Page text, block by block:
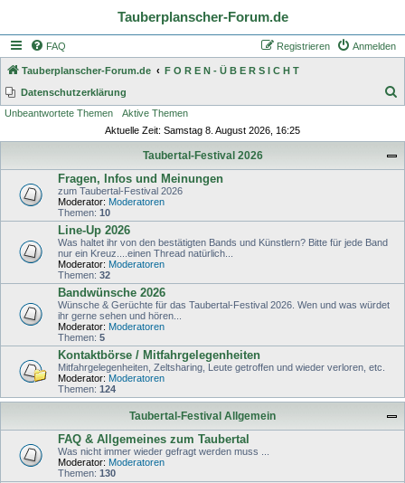
Tauberplanscher-Forum.de
FAQ Anmelden
Registrieren
Tauberplanscher-Forum.de
F O R E N - Ü B E R S I C H T
Datenschutzerklärung
Unbeantwortete Themen
Aktive Themen
Aktuelle Zeit: Samstag 8. August 2026, 16:25
Taubertal-Festival 2026
Fragen, Infos und Meinungen
zum Taubertal-Festival 2026
Moderator: Moderatoren
Themen: 10
Line-Up 2026
Was haltet ihr von den bestätigten Bands und Künstlern? Bitte für jede Band
nur ein Kreuz....einen Thread natürlich...
Moderator: Moderatoren
Themen: 32
Bandwünsche 2026
Wünsche & Gerüchte für das Taubertal-Festival 2026. Wen und was würdet
ihr gerne sehen und hören...
Moderator: Moderatoren
Themen: 5
Kontaktbörse / Mitfahrgelegenheiten
Mitfahrgelegenheiten, Zeltsharing, Leute getroffen und wieder verloren, etc.
Moderator: Moderatoren
Themen: 124
Taubertal-Festival Allgemein
FAQ & Allgemeines zum Taubertal
Was nicht immer wieder gefragt werden muss ...
Moderator: Moderatoren
Themen: 130